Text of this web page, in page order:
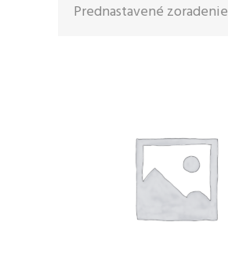
Prednastavené zoradenie